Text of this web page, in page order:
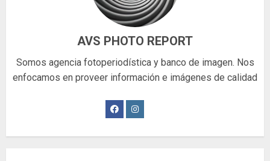
AVS PHOTO REPORT
Somos agencia fotoperiodística y banco de imagen. Nos
enfocamos en proveer información e imágenes de calidad